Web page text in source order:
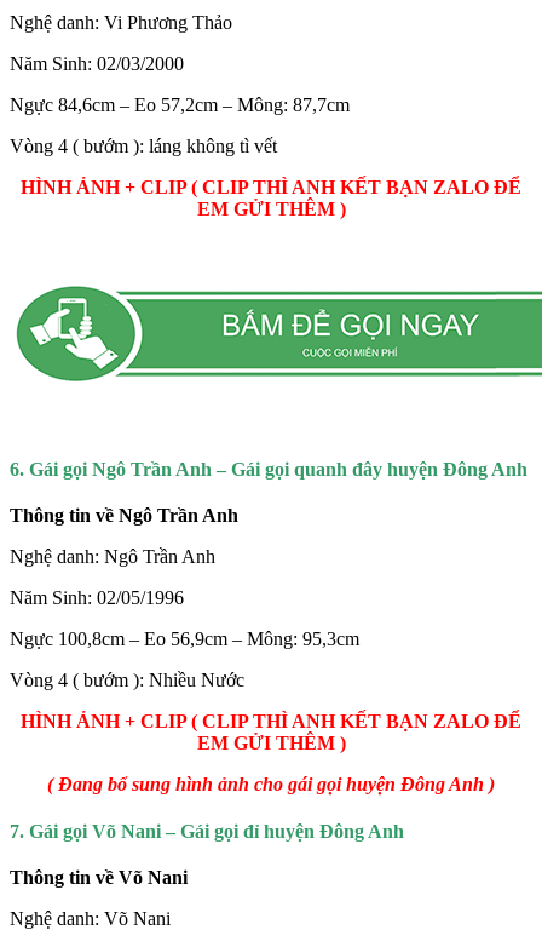
Nghệ danh: Vi Phương Thảo
Năm Sinh: 02/03/2000
Ngực 84,6cm – Eo 57,2cm – Mông: 87,7cm
Vòng 4 ( bướm ): láng không tì vết
HÌNH ẢNH + CLIP ( CLIP THÌ ANH KẾT BẠN ZALO ĐỂ
EM GỬI THÊM )
6. Gái gọi Ngô Trần Anh – Gái gọi quanh đây huyện Đông Anh
Thông tin về Ngô Trần Anh
Nghệ danh: Ngô Trần Anh
Năm Sinh: 02/05/1996
Ngực 100,8cm – Eo 56,9cm – Mông: 95,3cm
Vòng 4 ( bướm ): Nhiều Nước
HÌNH ẢNH + CLIP ( CLIP THÌ ANH KẾT BẠN ZALO ĐỂ
EM GỬI THÊM )
( Đang bổ sung hình ảnh cho gái gọi huyện Đông Anh )
7. Gái gọi Võ Nani – Gái gọi đỉ huyện Đông Anh
Thông tin về Võ Nani
Nghệ danh: Võ Nani